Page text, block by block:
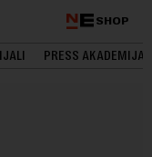
SHOP
PRESS AKADEMIJA